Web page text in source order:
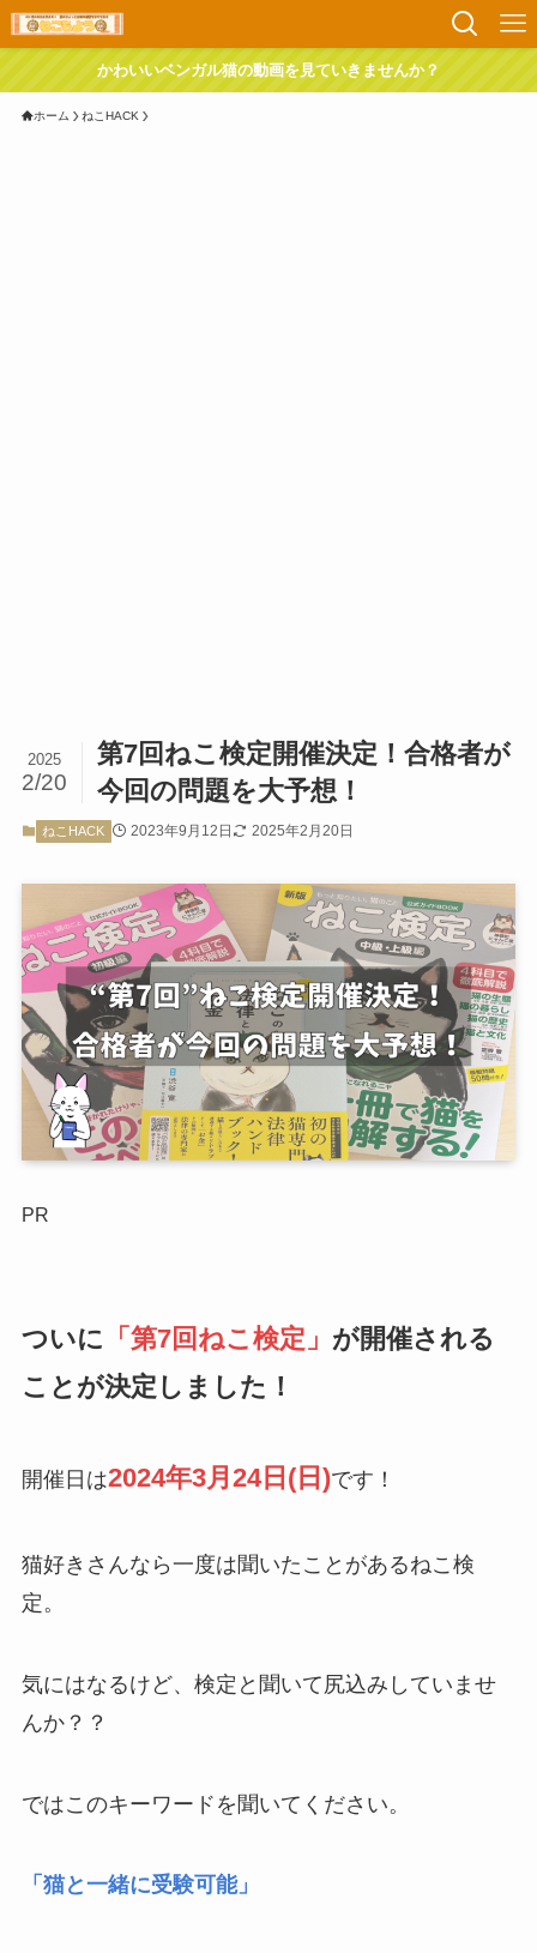
かわいいベンガル猫の動画を見ていきませんか？
ホーム ねこHACK
第7回ねこ検定開催決定！合格者が
今回の問題を大予想！
2025
2/20
ねこHACK 2023年9月12日 2025年2月20日
PR
ついに 「第7回ねこ検定」 が開催される
ことが決定しました！
開催日は2024年3月24日(日)です！
猫好きさんなら一度は聞いたことがあるねこ検
定。
気にはなるけど、検定と聞いて尻込みしていませ
んか？？
ではこのキーワードを聞いてください。
「猫と一緒に受験可能」